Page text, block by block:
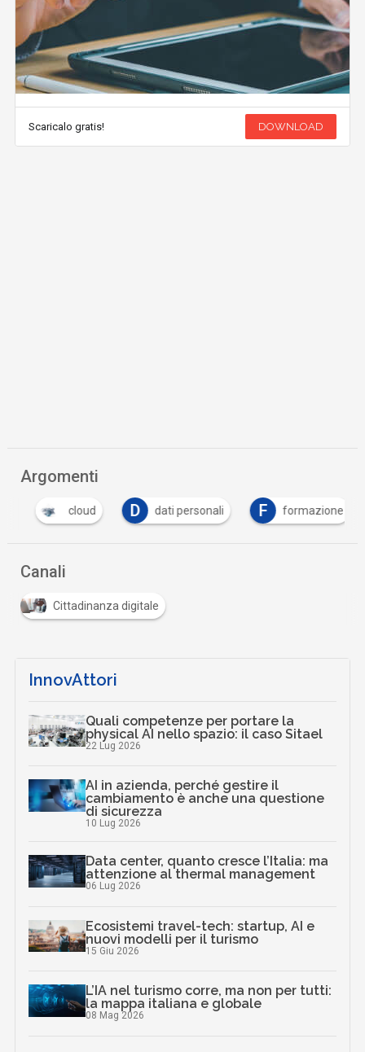
Scaricalo gratis! DOWNLOAD
Argomenti
cloud D dati personali F formazione
Canali
Cittadinanza digitale
InnovAttori
Quali competenze per portare la
physical AI nello spazio: il caso Sitael
22 Lug 2026
AI in azienda, perché gestire il
cambiamento è anche una questione
di sicurezza
10 Lug 2026
Data center, quanto cresce l’Italia: ma
attenzione al thermal management
06 Lug 2026
Ecosistemi travel-tech: startup, AI e
nuovi modelli per il turismo
15 Giu 2026
L’IA nel turismo corre, ma non per tutti:
la mappa italiana e globale
08 Mag 2026